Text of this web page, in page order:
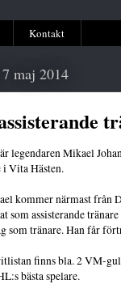
Kontakt
maj 2014
legendaren Mikael
i Vita Hästen.
kommer närmast från
som assisterande
som tränare. Han får
finns bla. 2 VM-
bästa spelare.